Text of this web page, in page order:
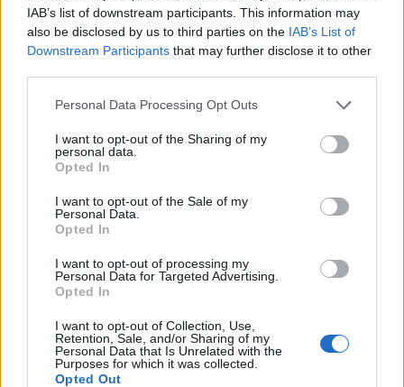
IAB’s list of downstream participants. This information may
also be disclosed by us to third parties on the IAB’s List of
Downstream Participants that may further disclose it to other
Personal Data Processing Opt Outs
I want to opt-out of the Sharing of my
personal data.
Opted In
I want to opt-out of the Sale of my
Personal Data.
Opted In
I want to opt-out of processing my
Personal Data for Targeted Advertising.
Opted In
I want to opt-out of Collection, Use,
Retention, Sale, and/or Sharing of my
Personal Data that Is Unrelated with the
Purposes for which it was collected.
Opted Out
MOBILITÀ
Il treno in Lombardia vale 3,26
milioni di euro. Ed evita 275mila
tonnellate di emissioni di CO2